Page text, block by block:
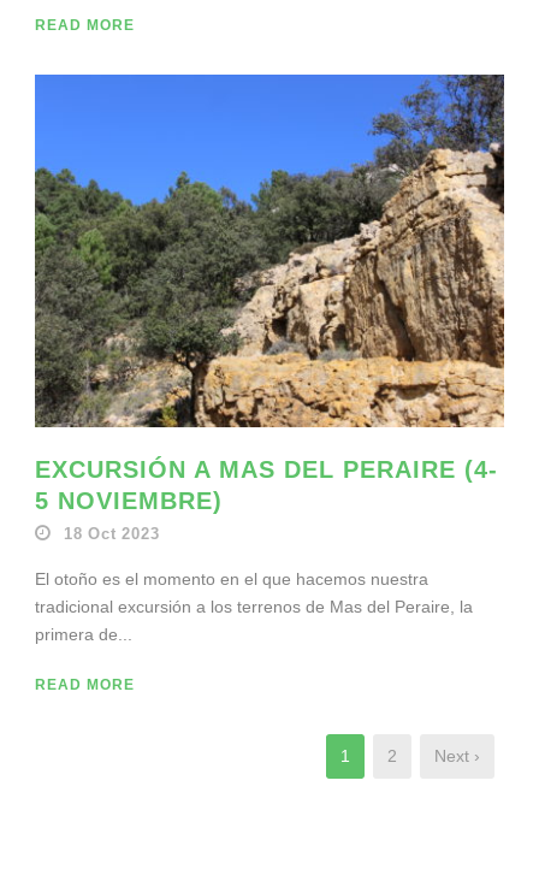
READ MORE
EXCURSIÓN A MAS DEL PERAIRE (4-
5 NOVIEMBRE)
18 Oct 2023
El otoño es el momento en el que hacemos nuestra
tradicional excursión a los terrenos de Mas del Peraire, la
primera de...
READ MORE
1 2 Next ›